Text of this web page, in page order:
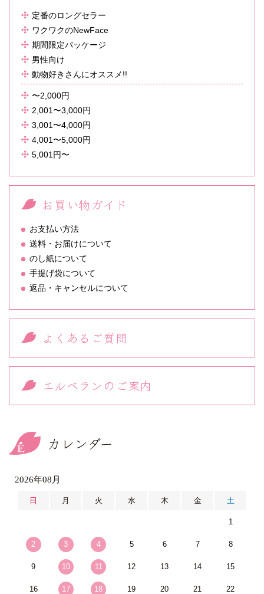
カレンダー
2026年08月
日 月 火 水 木 金 土
1
2 3 4 5 6 7 8
9 10 11 12 13 14 15
16 17 18 19 20 21 22
定番のロングセラー
ワクワクのNewFace
期間限定パッケージ
男性向け
動物好きさんにオススメ!!
〜2,000円
2,001〜3,000円
3,001〜4,000円
4,001〜5,000円
5,001円〜
お買い物ガイド
お支払い方法
送料・お届けについて
のし紙について
手提げ袋について
返品・キャンセルについて
よくあるご質問
エルベランのご案内